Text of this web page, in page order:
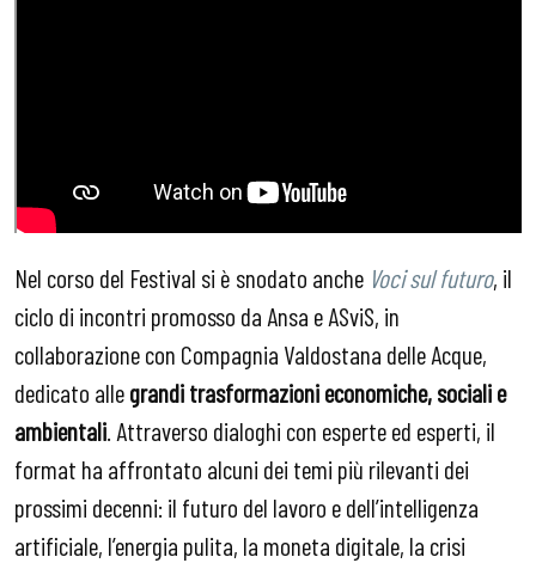
Nel corso del Festival si è snodato anche Voci sul futuro, il
ciclo di incontri promosso da Ansa e ASviS, in
collaborazione con Compagnia Valdostana delle Acque,
dedicato allegrandi trasformazioni economiche, sociali e
ambientali. Attraverso dialoghi con esperte ed esperti, il
format ha affrontato alcuni dei temi più rilevanti dei
prossimi decenni: il futuro del lavoro e dell’intelligenza
artificiale, l’energia pulita, la moneta digitale, la crisi